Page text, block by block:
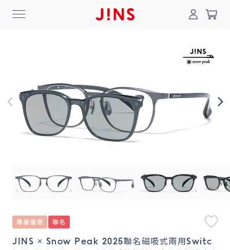
登入/註冊 門市一覽
最新消息
News
Collection
Online Shop
0
JINS × Snow Peak 2025聯名磁吸式兩用Switc